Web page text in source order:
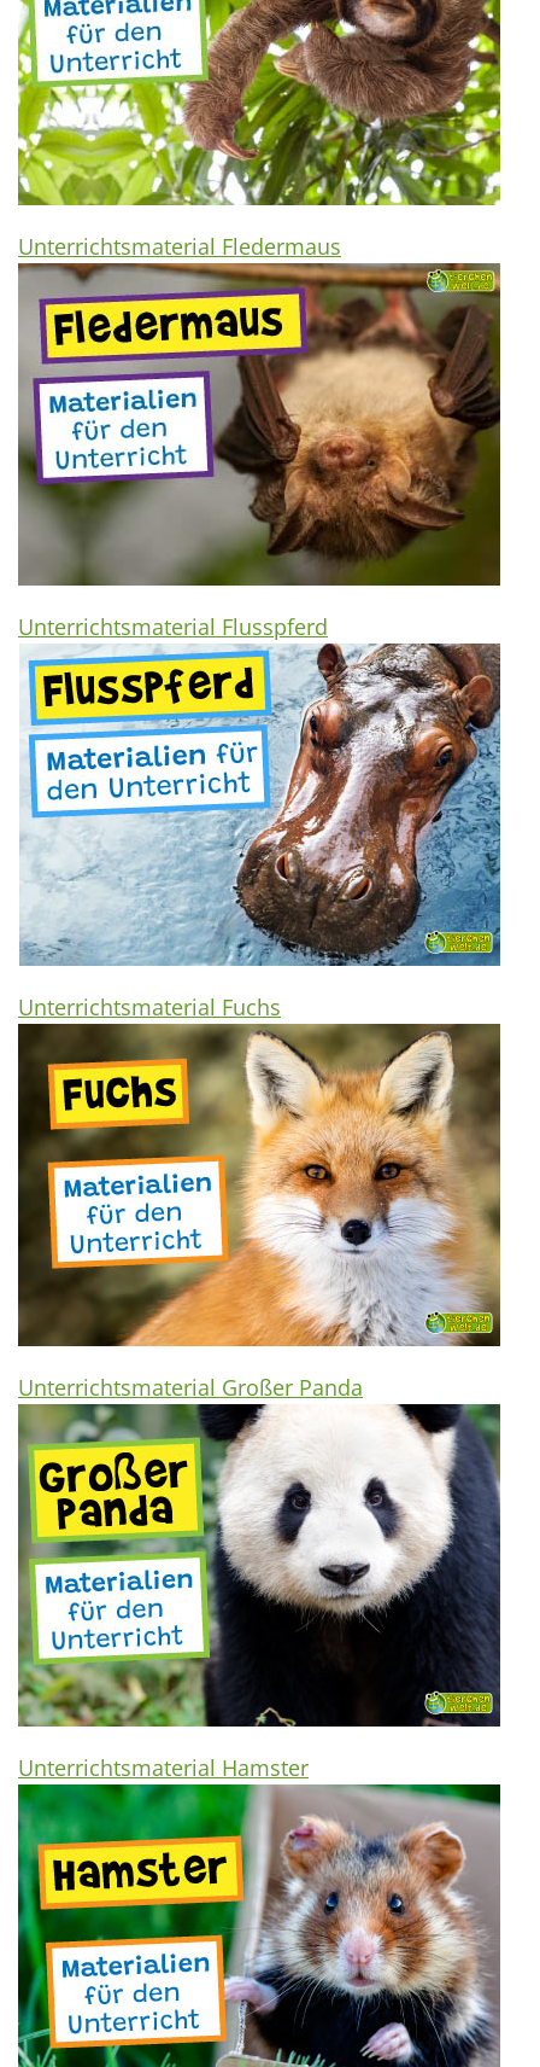
Unterrichtsmaterial Fledermaus
Unterrichtsmaterial Flusspferd
Unterrichtsmaterial Fuchs
Unterrichtsmaterial Großer Panda
Unterrichtsmaterial Hamster